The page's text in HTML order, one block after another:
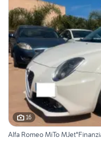
16
Alfa Romeo MiTo